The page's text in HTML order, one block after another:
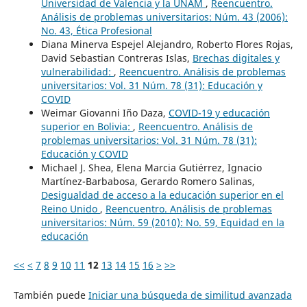
Universidad de Valencia y la UNAM , Reencuentro.
Análisis de problemas universitarios: Núm. 43 (2006):
No. 43, Ética Profesional
Diana Minerva Espejel Alejandro, Roberto Flores Rojas,
David Sebastian Contreras Islas, Brechas digitales y
vulnerabilidad: , Reencuentro. Análisis de problemas
universitarios: Vol. 31 Núm. 78 (31): Educación y
COVID
Weimar Giovanni Iño Daza, COVID-19 y educación
superior en Bolivia: , Reencuentro. Análisis de
problemas universitarios: Vol. 31 Núm. 78 (31):
Educación y COVID
Michael J. Shea, Elena Marcia Gutiérrez, Ignacio
Martínez-Barbabosa, Gerardo Romero Salinas,
Desigualdad de acceso a la educación superior en el
Reino Unido , Reencuentro. Análisis de problemas
universitarios: Núm. 59 (2010): No. 59, Equidad en la
educación
<< < 7 8 9 10 11 12 13 14 15 16 > >>
También puede Iniciar una búsqueda de similitud avanzada